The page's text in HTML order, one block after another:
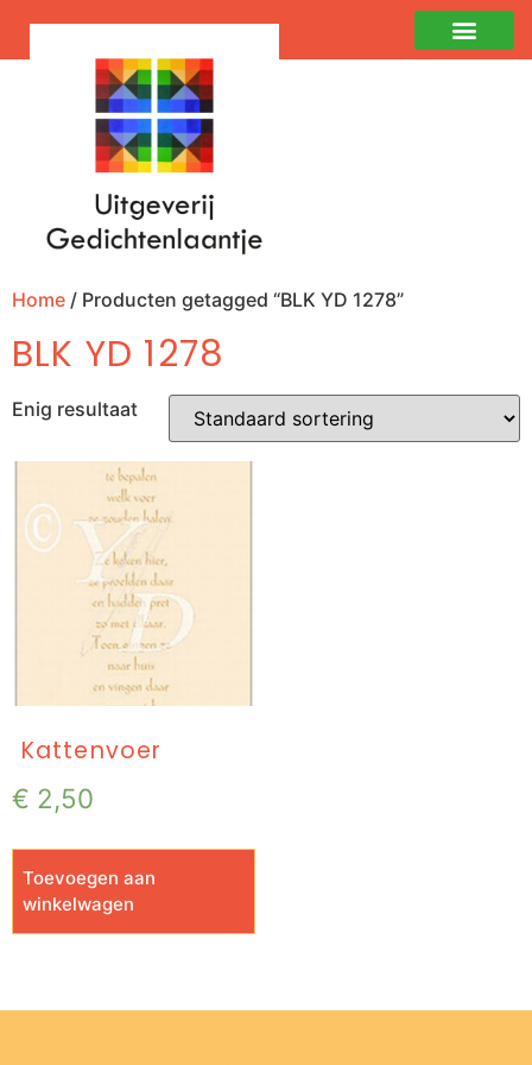
Home / Producten getagged “BLK YD 1278”
BLK YD 1278
Enig resultaat
Kattenvoer
€ 2,50
Toevoegen aan
winkelwagen